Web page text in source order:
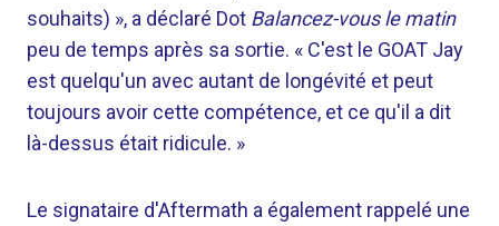
souhaits) », a déclaré Dot Balancez-vous le matin
peu de temps après sa sortie. « C'est le GOAT Jay
est quelqu'un avec autant de longévité et peut
toujours avoir cette compétence, et ce qu'il a dit
là-dessus était ridicule. »
Le signataire d'Aftermath a également rappelé une